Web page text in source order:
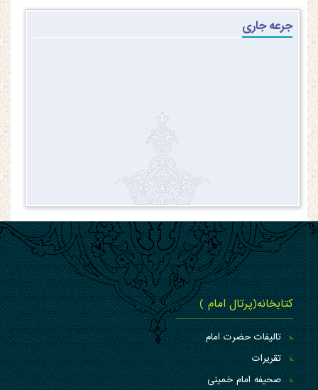
جرعه جاری
کتابخانه(پرتال امام )
تالیفات حضرت امام
تقریرات
صحیفه امام خمینی